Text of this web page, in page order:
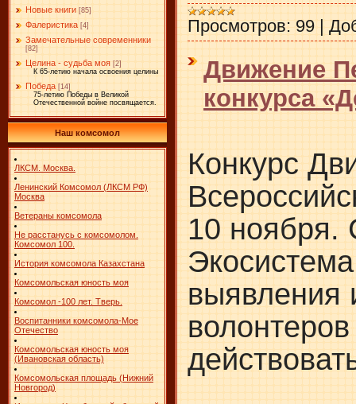
Новые книги [85]
Фалеристика [4]
Замечательные современники
[82]
Целина - судьба моя [2]
К 65-летию начала освоения целины
Победа [14]
75-летию Победы в Великой
Отечественной войне посвящается.
Наш комсомол
ЛКСМ. Москва.
Ленинский Комсомол (ЛКСМ РФ)
Москва
Ветераны комсомола
Не расстанусь с комсомолом.
Комсомол 100.
История комсомола Казахстана
Комсомольская юность моя
Комсомол -100 лет. Тверь.
Воспитанники комсомола-Мое
Отечество
Комсомольская юность моя
(Ивановская область)
Комсомольская площадь (Нижний
Новгород)
Просмотров: 99 |
Движение
конкурса
Конкурс
10 ноября.
выявления